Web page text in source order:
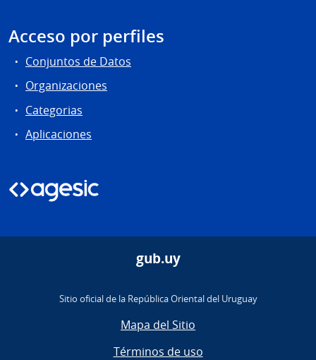
Acceso por perfiles
Conjuntos de Datos
Organizaciones
Categorias
Aplicaciones
gub.uy
Sitio oficial de la República Oriental del Uruguay
Mapa del Sitio
Términos de uso